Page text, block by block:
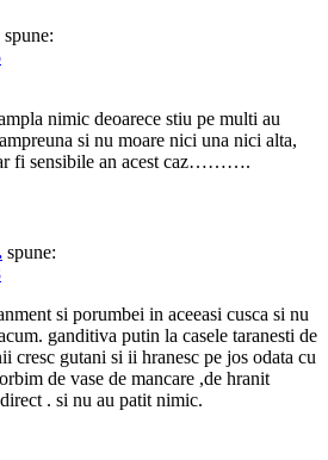
spune:
nimic deoarece stiu pe multi au
si nu moare nici una nici alta,
fi sensibile an acest caz……….
spune:
si porumbei in aceeasi cusca si nu
ganditiva putin la casele taranesti de
cresc gutani si ii hranesc pe jos odata cu
de vase de mancare ,de hranit
. si nu au patit nimic.